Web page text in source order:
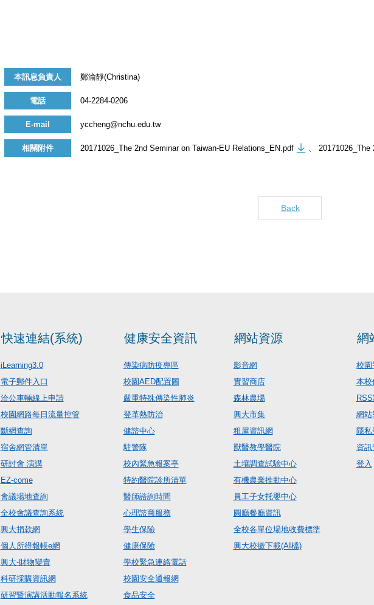
本訊息負責人 鄭渝靜(Christina)
電話 04-2284-0206
E-mail yccheng@nchu.edu.tw
相關附件 20171026_The 2nd Seminar on Taiwan-EU Relations_EN.pdf
Back
快速連結(系統)
iLearning3.0
電子郵件入口
洽公車輛線上申請
校園網路每日流量控管
斷網查詢
宿舍網管清單
研討會.演講
EZ-come
會議場地查詢
全校會議查詢系統
興大捐款網
個人所得報帳e網
興大-財物變賣
科研採購資訊網
研習暨演講活動報名系統
健康安全資訊
傳染病防疫專區
校園AED配置圖
嚴重特殊傳染性肺炎
登革熱防治
健諮中心
駐警隊
校內緊急報案亭
特約醫院診所清單
醫師諮詢時間
心理諮商服務
學生保險
健康保險
學校緊急連絡電話
校園安全通報網
食品安全
網站資源
影音網
實習商店
森林農場
興大市集
租屋資訊網
獸醫教學醫院
土壤調查試驗中心
有機農業推動中心
員工子女托嬰中心
圓廳餐廳資訊
全校各單位場地收費標準
興大校徽下載(AI檔)
網
校園
本校
網站
隱私
資訊
登入